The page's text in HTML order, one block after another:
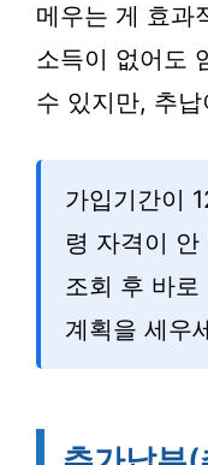
메우는 게 효과
소득이 없어도
수 있지만, 추
가입기간이
령 자격이 안
조회 후 바
계획을 세우